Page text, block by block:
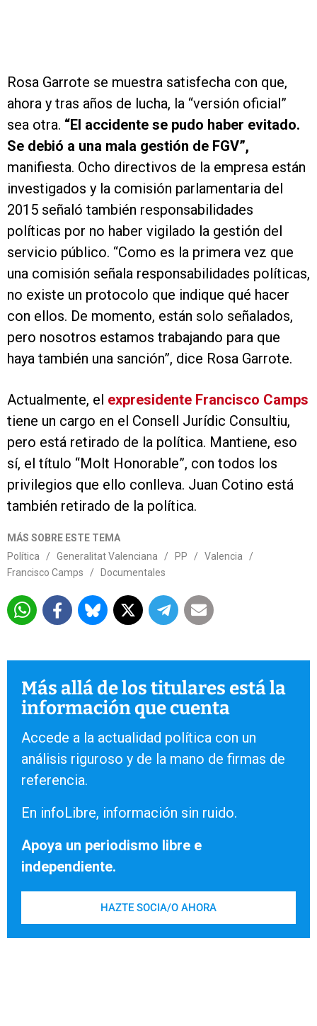
Rosa Garrote se muestra satisfecha con que,
ahora y tras años de lucha, la “versión oficial”
sea otra. “El accidente se pudo haber evitado.
Se debió a una mala gestión de FGV”,
manifiesta. Ocho directivos de la empresa están
investigados y la comisión parlamentaria del
2015 señaló también responsabilidades
políticas por no haber vigilado la gestión del
servicio público. “Como es la primera vez que
una comisión señala responsabilidades políticas,
no existe un protocolo que indique qué hacer
con ellos. De momento, están solo señalados,
pero nosotros estamos trabajando para que
haya también una sanción”, dice Rosa Garrote.
Actualmente, el expresidente Francisco Camps
tiene un cargo en el Consell Jurídic Consultiu,
pero está retirado de la política. Mantiene, eso
sí, el título “Molt Honorable”, con todos los
privilegios que ello conlleva. Juan Cotino está
también retirado de la política.
MÁS SOBRE ESTE TEMA
Política
/ Generalitat Valenciana / PP / Valencia
/
Francisco Camps
/ Documentales
Más allá de los titulares está la
información que cuenta
Accede a la actualidad política con un
análisis riguroso y de la mano de firmas de
referencia.
En infoLibre, información sin ruido.
Apoya un periodismo libre e
independiente.
HAZTE SOCIA/O AHORA